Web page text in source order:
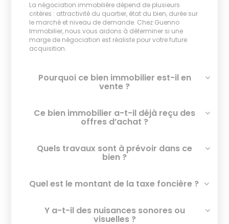
La négociation immobilière dépend de plusieurs
critères : attractivité du quartier, état du bien, durée sur
le marché et niveau de demande. Chez Guenno
Immobilier, nous vous aidons à déterminer si une
marge de négociation est réaliste pour votre future
acquisition.
Pourquoi ce bien immobilier est-il en
vente ?
Ce bien immobilier a-t-il déjà reçu des
offres d’achat ?
Quels travaux sont à prévoir dans ce
bien ?
Quel est le montant de la taxe foncière ?
Y a-t-il des nuisances sonores ou
visuelles ?